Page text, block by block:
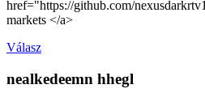
href="https://github.com/
markets </a>
Válasz
nealkedeemn hhegl